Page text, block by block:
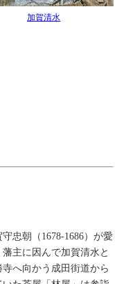
加賀清水
忠朝（1678-1686）が愛
主に因んで加賀清水と
へ向かう成田街道から